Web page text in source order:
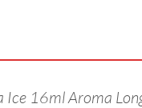
Ice 16ml Aroma